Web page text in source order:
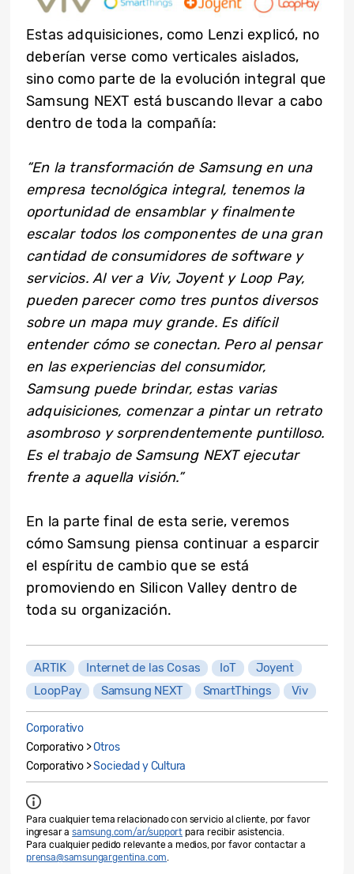
Estas adquisiciones, como Lenzi explicó, no
deberían verse como verticales aislados,
sino como parte de la evolución integral que
Samsung NEXT está buscando llevar a cabo
dentro de toda la compañía:
“En la transformación de Samsung en una
empresa tecnológica integral, tenemos la
oportunidad de ensamblar y finalmente
escalar todos los componentes de una gran
cantidad de consumidores de software y
servicios. Al ver a Viv, Joyent y Loop Pay,
pueden parecer como tres puntos diversos
sobre un mapa muy grande. Es difícil
entender cómo se conectan. Pero al pensar
en las experiencias del consumidor,
Samsung puede brindar, estas varias
adquisiciones, comenzar a pintar un retrato
asombroso y sorprendentemente puntilloso.
Es el trabajo de Samsung NEXT ejecutar
frente a aquella visión.”
En la parte final de esta serie, veremos
cómo Samsung piensa continuar a esparcir
el espíritu de cambio que se está
promoviendo en Silicon Valley dentro de
toda su organización.
ARTIK Internet de las Cosas IoT
Joyent
LoopPay
Samsung NEXT SmartThings Viv
Corporativo
Corporativo >Otros
Corporativo >Sociedad y Cultura
Para cualquier tema relacionado con servicio al cliente, por favor
ingresar asamsung.com/ar/support para recibir asistencia.
Para cualquier pedido relevante a medios, por favor contactar a
prensa@samsungargentina.com.